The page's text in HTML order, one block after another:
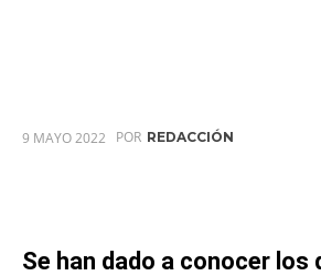
9 MAYO 2022 POR REDACCIÓN
Se han dado a conocer